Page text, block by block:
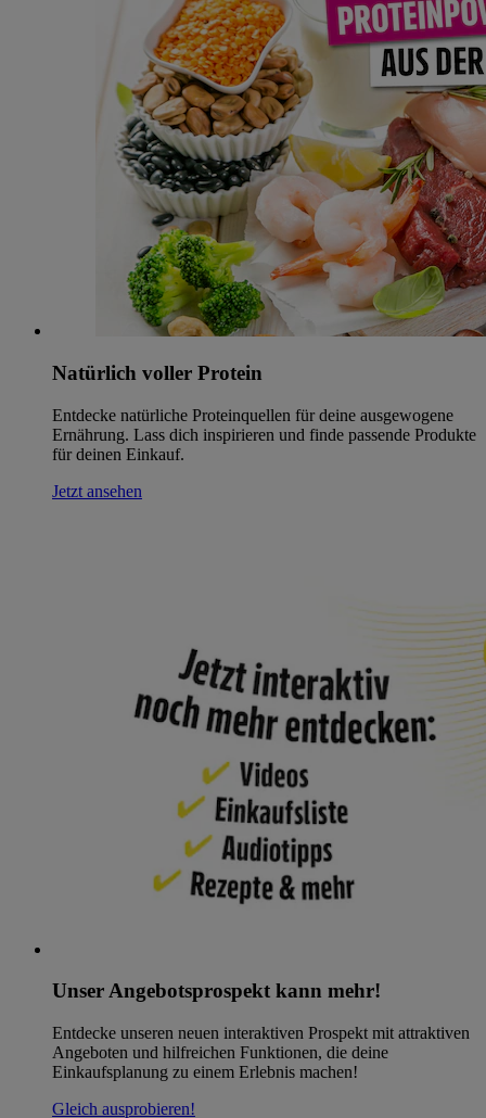
Natürlich voller Protein
Entdecke natürliche Proteinquellen für deine ausgewogene
Ernährung. Lass dich inspirieren und finde passende Produkte
für deinen Einkauf.
Jetzt ansehen
Unser Angebotsprospekt kann mehr!
Entdecke unseren neuen interaktiven Prospekt mit attraktiven
Angeboten und hilfreichen Funktionen, die deine
Einkaufsplanung zu einem Erlebnis machen!
Gleich ausprobieren!